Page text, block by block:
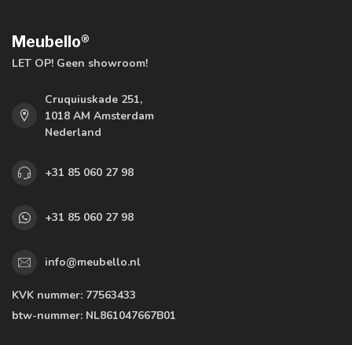
Meubello®
LET OP! Geen showroom!
Cruquiuskade 251,
1018 AM Amsterdam
Nederland
+31 85 060 27 98
+31 85 060 27 98
info@meubello.nl
KVK nummer: 77563433
btw-nummer: NL861047667B01